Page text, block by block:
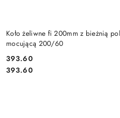
Koło żeliwne fi 200mm z bieżnią
mocującą 200/60
Cena:
393.60
Cena:
393.60